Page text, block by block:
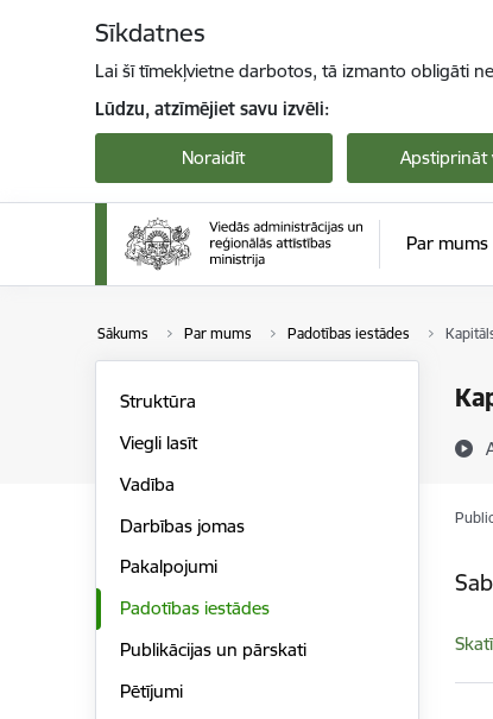
Sīkdatnes
Lai šī tīmekļvietne darbotos, tā izmanto obligāti
Lūdzu, atzīmējiet savu izvēli:
Noraidīt Apstiprināt
Par mums
Sākums Par mums Padotības iestādes
Struktūra
Viegli lasīt
Vadība
Darbības jomas
Pakalpojumi
Padotības iestādes
Publikācijas un pārskati
Pētījumi